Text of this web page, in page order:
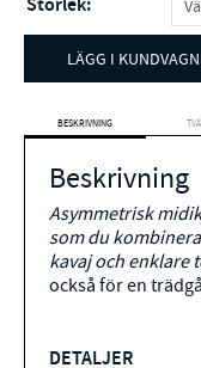
LÄGG I
BESKRIVNING
Beskrivning
Asymmetrisk
som du
kavaj och enklare
också för en
DETALJER